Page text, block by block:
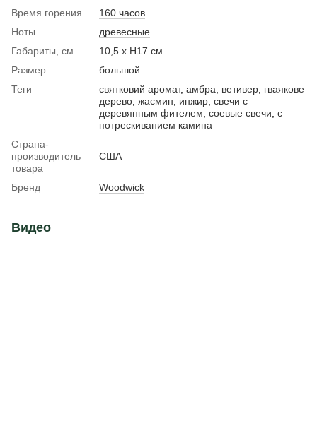
Время горения
160 часов
Ноты
древесные
Габариты, см
10,5 х Н17 см
Размер
большой
Теги
святковий аромат, амбра ветивер гваякове
дерево жасмин инжир свечи с
деревянным фителем соевые свечи с
потрескиванием камина
Страна-
производитель
товара
США
Бренд Woodwick
Видео